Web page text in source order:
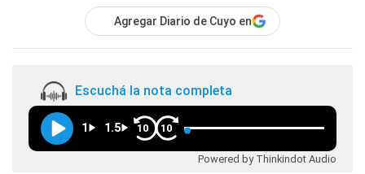
Agregar Diario de Cuyo en
Escuchá la nota completa
1 1.5 10 10
Powered by Thinkindot Audio